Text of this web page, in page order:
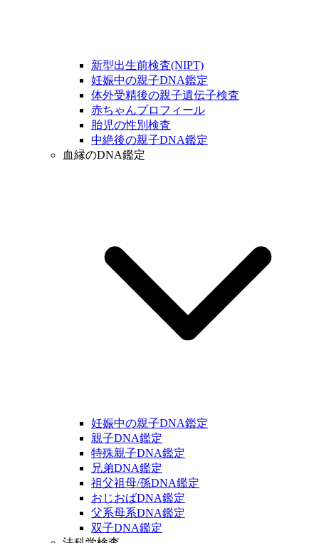
新型出生前検査(NIPT)
妊娠中の親子DNA鑑定
体外受精後の親子遺伝子検査
赤ちゃんプロフィール
胎児の性別検査
中絶後の親子DNA鑑定
血縁のDNA鑑定
妊娠中の親子DNA鑑定
親子DNA鑑定
特殊親子DNA鑑定
兄弟DNA鑑定
祖父祖母/孫DNA鑑定
おじおばDNA鑑定
父系母系DNA鑑定
双子DNA鑑定